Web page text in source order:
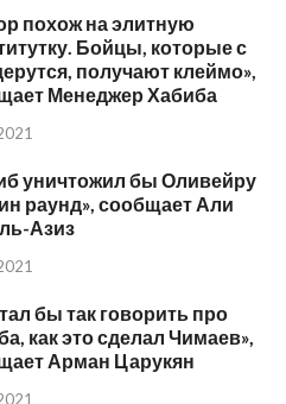
похож на элитную
Бойцы, которые с
получают клеймо»,
Менеджер Хабиба
уничтожил бы Оливейру
раунд», сообщает Али
Азиз
бы так говорить про
как это сделал Чимаев»,
Арман Царукян